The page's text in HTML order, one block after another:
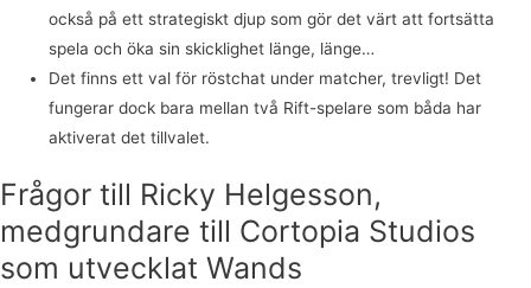
också på ett strategiskt djup som gör det värt att fortsätta
spela och öka sin skicklighet länge, länge…
Det finns ett val för röstchat under matcher, trevligt! Det
fungerar dock bara mellan två Rift-spelare som båda har
aktiverat det tillvalet.
Frågor till Ricky Helgesson,
medgrundare till Cortopia Studios
som utvecklat Wands